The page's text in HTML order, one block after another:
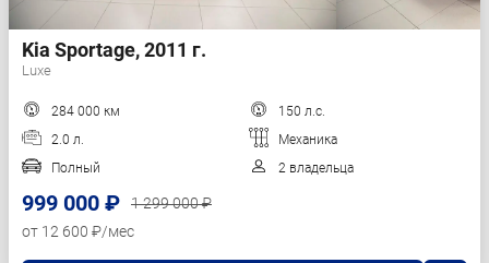
Kia Sportage, 2011 г.
Luxe
284 000 км
150 л.с.
2.0 л.
Механика
Полный
2 владельца
999 000 ₽
1 299 000 ₽
от 12 600 ₽/мес